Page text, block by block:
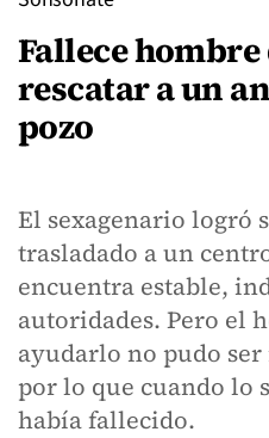
Fallece
rescatar a un
pozo
El sexagenario logró
trasladado a un
encuentra estable,
autoridades. Pero el
ayudarlo no pudo
por lo que cuando lo
había fallecido.